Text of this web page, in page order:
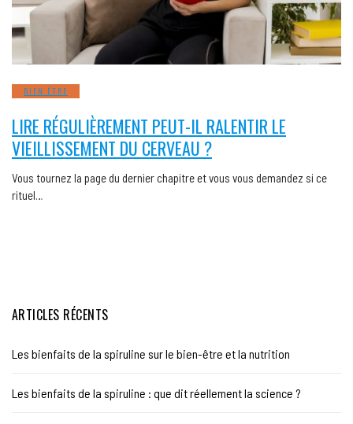
BIEN ÊTRE
LIRE RÉGULIÈREMENT PEUT-IL RALENTIR LE
VIEILLISSEMENT DU CERVEAU ?
Vous tournez la page du dernier chapitre et vous vous demandez si ce
rituel…
ARTICLES RÉCENTS
Les bienfaits de la spiruline sur le bien-être et la nutrition
Les bienfaits de la spiruline : que dit réellement la science ?